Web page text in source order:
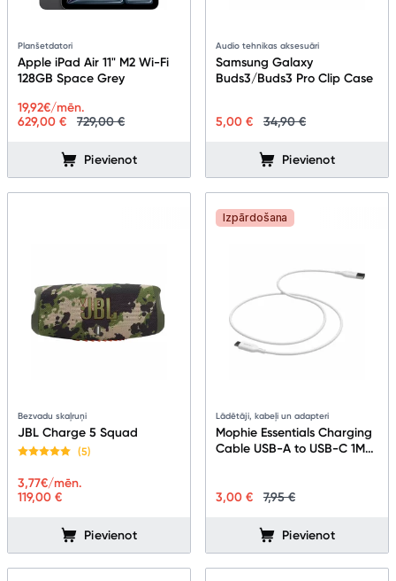
Planšetdatori
Apple iPad Air 11" M2 Wi-Fi
128GB Space Grey
629,00 € 729,00 €
19,92€/mēn.
Pievienot
Audio tehnikas aksesuāri
Samsung Galaxy
Buds3/Buds3 Pro Clip Case
5,00 € 34,90 €
Pievienot
Bezvadu skaļruņi
JBL Charge 5 Squad
(5)
119,00 €
3,77€/mēn.
Pievienot
Izpārdošana
Lādētāji, kabeļi un adapteri
Mophie Essentials Charging
Cable USB-A to USB-C 1M
3,00 € 7,95 €
Pievienot